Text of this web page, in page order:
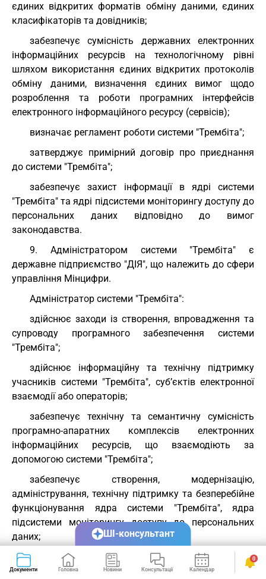
єдиних відкритих форматів обміну даними, єдиних
класифікаторів та довідників;
забезпечує сумісність державних електронних
інформаційних ресурсів на технологічному рівні
шляхом використання єдиних відкритих протоколів
обміну даними, визначення єдиних вимог щодо
розроблення та роботи програмних інтерфейсів
електронного інформаційного ресурсу (сервісів);
визначає регламент роботи системи "Трембіта";
затверджує примірний договір про приєднання
до системи "Трембіта";
забезпечує захист інформації в ядрі системи
"Трембіта" та ядрі підсистеми моніторингу доступу до
персональних даних відповідно до вимог
законодавства.
9. Адміністратором системи "Трембіта" є
державне підприємство "ДІЯ", що належить до сфери
управління Мінцифри.
Адміністратор системи "Трембіта":
здійснює заходи із створення, впровадження та
супроводу програмного забезпечення системи
"Трембіта";
здійснює інформаційну та технічну підтримку
учасників системи "Трембіта", суб’єктів електронної
взаємодії або операторів;
забезпечує технічну та семантичну сумісність
програмно-апаратних комплексів електронних
інформаційних ресурсів, що взаємодіють за
допомогою системи "Трембіта";
забезпечує створення, модернізацію,
адміністрування, технічну підтримку та безперебійне
функціонування ядра системи "Трембіта", ядра
підсистеми моніторингу доступу до персональних
даних;
формує та веде каталог системи "Трембіта";
Документи Головна Новини Консультації Календар Сервіси
0
ШІ-консультант